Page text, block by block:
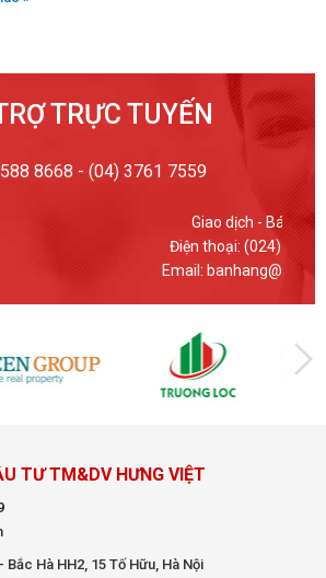
TRỰC TUYẾN
8668 - (04) 3761 7559
thoại: (024) 37617559
banhang@hungviet.vn
TƯ TM&DV HƯNG VIỆT
Bắc Hà HH2, 15 Tố Hữu, Hà Nội